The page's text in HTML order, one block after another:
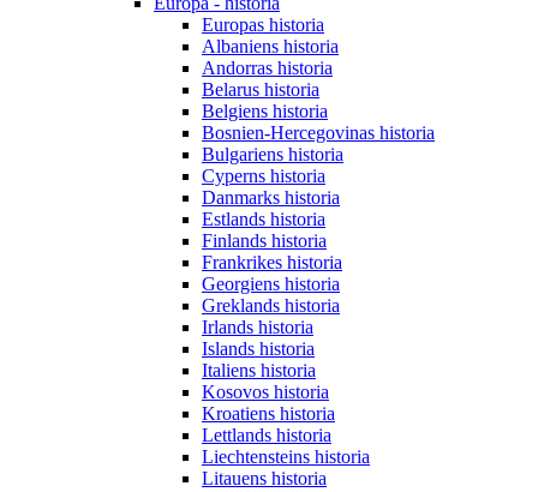
Europas historia
Albaniens historia
Andorras historia
Belarus historia
Belgiens historia
Bosnien-Hercegovinas historia
Bulgariens historia
Cyperns historia
Danmarks historia
Estlands historia
Finlands historia
Frankrikes historia
Georgiens historia
Greklands historia
Irlands historia
Islands historia
Italiens historia
Kosovos historia
Kroatiens historia
Lettlands historia
Liechtensteins historia
Litauens historia